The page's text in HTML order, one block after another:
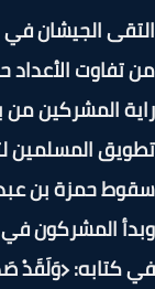
الجيشان في
الأعداد
المشركين من
المسلمين
حمزة بن عبد
المشركون في
﴿وَلَقَدْ